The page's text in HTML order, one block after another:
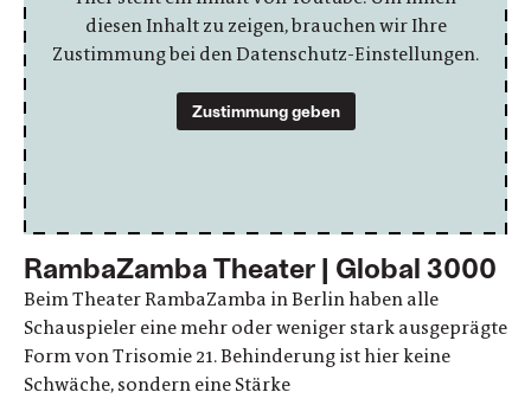
diesen Inhalt zu zeigen, brauchen wir Ihre
Zustimmung bei den Datenschutz-Einstellungen.
Zustimmung geben
RambaZamba Theater | Global 3000
Beim Theater RambaZamba in Berlin haben alle
Schauspieler eine mehr oder weniger stark ausgeprägte
Form von Trisomie 21. Behinderung ist hier keine
Schwäche, sondern eine Stärke